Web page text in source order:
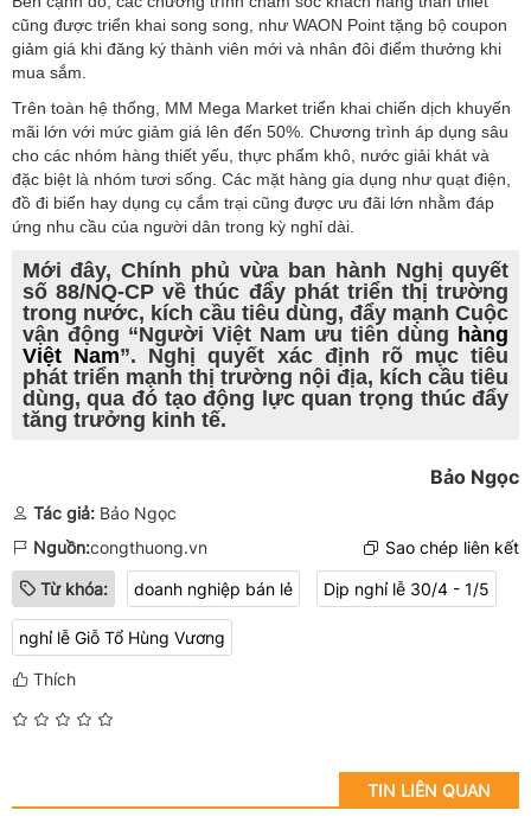
cũng được triển khai song song, như WAON Point tặng bộ coupon
giảm giá khi đăng ký thành viên mới và nhân đôi điểm thưởng khi
mua sắm.
Trên toàn hệ thống, MM Mega Market triển khai chiến dịch khuyến
mãi lớn với mức giảm giá lên đến 50%. Chương trình áp dụng sâu
cho các nhóm hàng thiết yếu, thực phẩm khô, nước giải khát và
đặc biệt là nhóm tươi sống. Các mặt hàng gia dụng như quạt điện,
đồ đi biển hay dụng cụ cắm trại cũng được ưu đãi lớn nhằm đáp
ứng nhu cầu của người dân trong kỳ nghỉ dài.
Mới đây, Chính phủ vừa ban hành Nghị quyết
số 88/NQ-CP về thúc đẩy phát triển thị trường
trong nước, kích cầu tiêu dùng, đẩy mạnh Cuộc
vận động “Người Việt Nam ưu tiên dùng hàng
Việt Nam”. Nghị quyết xác định rõ mục tiêu
phát triển mạnh thị trường nội địa, kích cầu tiêu
dùng, qua đó tạo động lực quan trọng thúc đẩy
tăng trưởng kinh tế.
Bảo Ngọc
Tác giả: Bảo Ngọc
Nguồn:congthuong.vn Sao chép liên kết
Từ khóa: doanh nghiệp bán lẻ Dịp nghỉ lễ 30/4 - 1/5
nghỉ lễ Giỗ Tổ Hùng Vương
Thích
TIN LIÊN QUAN